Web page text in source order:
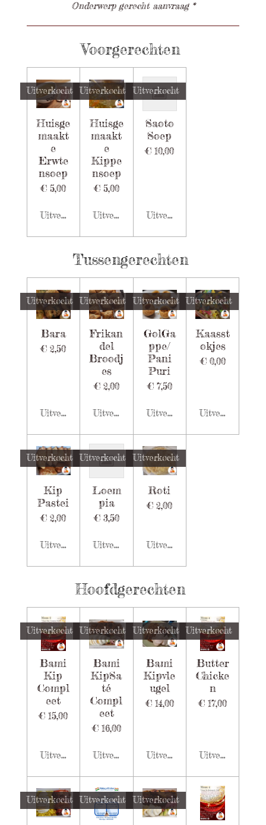
Onderwerp gerecht aanvraag *
Voorgerechten
Uitverkocht
Huisge
maakt
e
Erwte
nsoep
€ 5,00
Uitverkocht
Uitverkocht
Huisge
maakt
e
Kippe
nsoep
€ 5,00
Uitverkocht
Uitverkocht
Saoto
Soep
€ 10,00
Uitverkocht
Tussengerechten
Uitverkocht
Bara
€ 2,50
Uitverkocht
Uitverkocht
Frikan
del
Broodj
es
€ 2,00
Uitverkocht
Uitverkocht
GolGa
ppe/
Pani
Puri
€ 7,50
Uitverkocht
Uitverkocht
Kaasst
okjes
€ 0,00
Uitverkocht
Uitverkocht
Kip
Pastei
€ 2,00
Uitverkocht
Uitverkocht
Loem
pia
€ 3,50
Uitverkocht
Uitverkocht
Roti
€ 2,00
Uitverkocht
Hoofdgerechten
Uitverkocht
Bami
Kip
Compl
eet
€ 15,00
Uitverkocht
Uitverkocht
Bami
KipSa
té
Compl
eet
€ 16,00
Uitverkocht
Uitverkocht
Bami
Kipvle
ugel
€ 14,00
Uitverkocht
Uitverkocht
Butter
Chicke
n
€ 17,00
Uitverkocht
Uitverkocht Uitverkocht Uitverkocht